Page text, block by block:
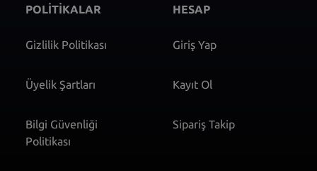
POLİTİKALAR
Gizlilik Politikası
Üyelik Şartları
Bilgi Güvenliği
Politikası
HESAP
Giriş Yap
Kayıt Ol
Sipariş Takip